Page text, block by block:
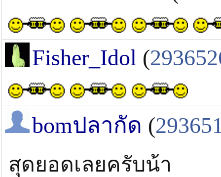
Fisher_Idol (
bomปลากัด (
สุดยอดเลยครับน้า